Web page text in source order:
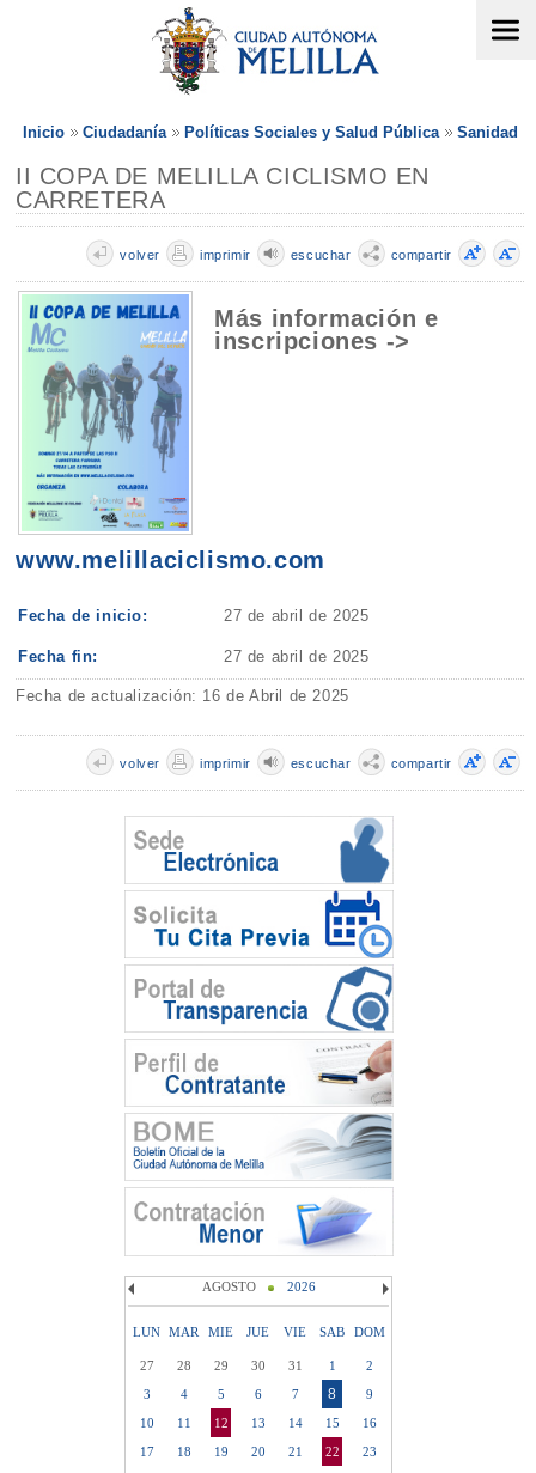
Inicio Ciudadanía Políticas Sociales y Salud Pública Sanidad
II COPA DE MELILLA CICLISMO EN
CARRETERA
compartir
escuchar
imprimir
volver
Más información e
inscripciones ->
www.melillaciclismo.com
Fecha de inicio: 27 de abril de 2025
Fecha fin: 27 de abril de 2025
Fecha de actualización: 16 de Abril de 2025
compartir
escuchar
imprimir
volver
AGOSTO 2026
LUN MAR MIE JUE VIE SAB DOM
27 28 29 30 31 1
2
3
4 5 6 7 8
9
10
11 12 13 14 15
16
17
18 19 20 21 22
23